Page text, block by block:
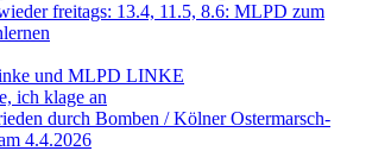
freitags: 13.4, 11.5, 8.6: MLPD zum
und MLPD LINKE
ich klage an
durch Bomben / Kölner Ostermarsch-
4.4.2026